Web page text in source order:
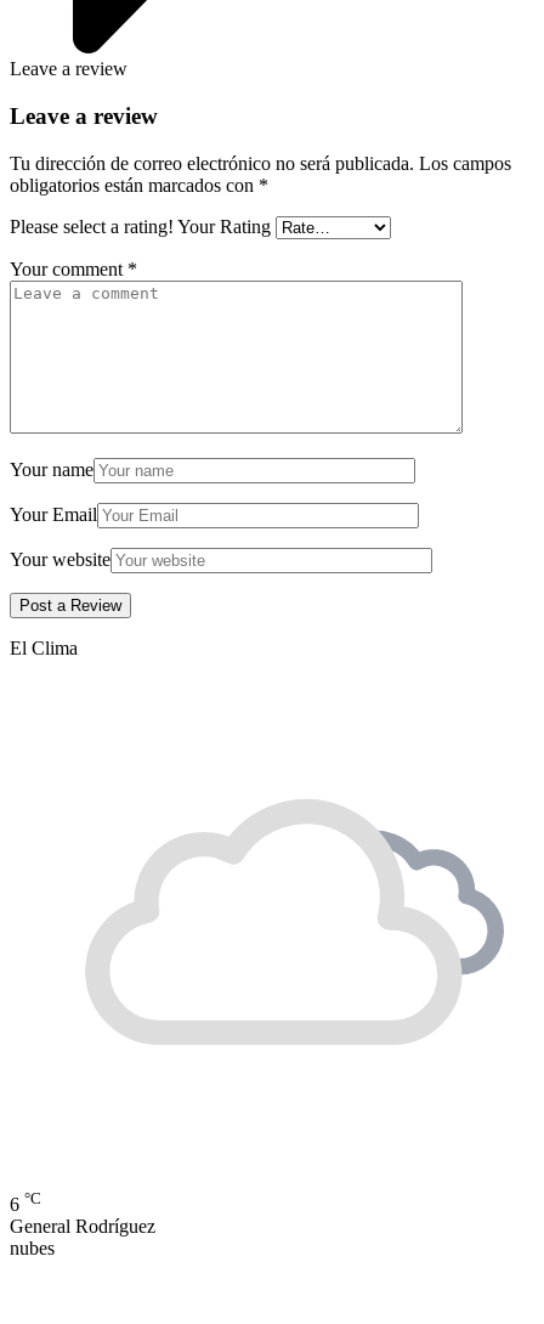
Leave a review
Leave a review
Tu dirección de correo electrónico no será publicada. Los campos
obligatorios están marcados con *
Please select a rating! Your Rating
Your comment *
Your name
Your Email
Your website
El Clima
6 °C
General Rodríguez
nubes